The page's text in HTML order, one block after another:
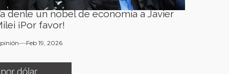
denle un nobel de economía a Javier
¡Por favor!
Feb 19, 2026